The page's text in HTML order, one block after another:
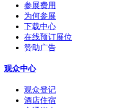
参展费用
为何参展
下载中心
在线预订展位
赞助广告
观众中心
观众登记
酒店住宿